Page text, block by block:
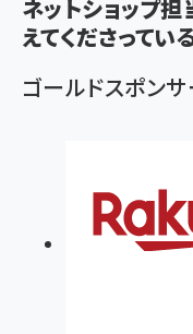
ず
ネットショップ
えてくださってい
ゴールドスポンサ